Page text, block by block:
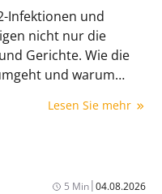
Infektionen und
nicht nur die
Gerichte. Wie die
und warum
Lesen Sie mehr
5 Min|04.08.2026